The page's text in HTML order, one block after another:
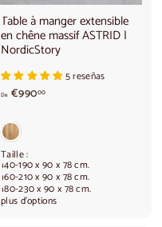
Table à manger extensible
en chêne massif ASTRID |
NordicStory
5 reseñas
De €99000A
i
r
d
e
Taille :
140-190 x 90 x 78 cm.
160-210 x 90 x 78 cm.
180-230 x 90 x 78 cm.
plus d'options